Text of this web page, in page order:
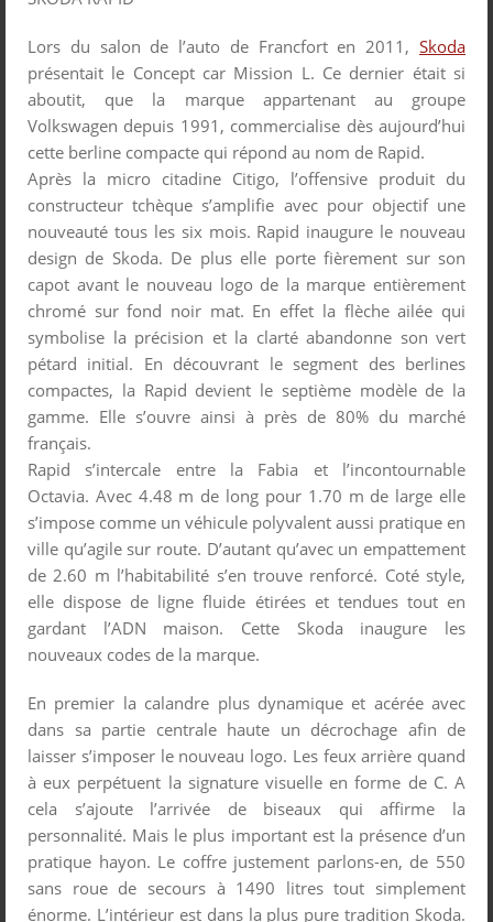
Lors du salon de l’auto de Francfort en 2011, Skoda
présentait le Concept car Mission L. Ce dernier était si
aboutit, que la marque appartenant au groupe
Volkswagen depuis 1991, commercialise dès aujourd’hui
cette berline compacte qui répond au nom de Rapid.
Après la micro citadine Citigo, l’offensive produit du
constructeur tchèque s’amplifie avec pour objectif une
nouveauté tous les six mois. Rapid inaugure le nouveau
design de Skoda. De plus elle porte fièrement sur son
capot avant le nouveau logo de la marque entièrement
chromé sur fond noir mat. En effet la flèche ailée qui
symbolise la précision et la clarté abandonne son vert
pétard initial. En découvrant le segment des berlines
compactes, la Rapid devient le septième modèle de la
gamme. Elle s’ouvre ainsi à près de 80% du marché
français.
Rapid s’intercale entre la Fabia et l’incontournable
Octavia. Avec 4.48 m de long pour 1.70 m de large elle
s’impose comme un véhicule polyvalent aussi pratique en
ville qu’agile sur route. D’autant qu’avec un empattement
de 2.60 m l’habitabilité s’en trouve renforcé. Coté style,
elle dispose de ligne fluide étirées et tendues tout en
gardant l’ADN maison. Cette Skoda inaugure les
nouveaux codes de la marque.
En premier la calandre plus dynamique et acérée avec
dans sa partie centrale haute un décrochage afin de
laisser s’imposer le nouveau logo. Les feux arrière quand
à eux perpétuent la signature visuelle en forme de C. A
cela s’ajoute l’arrivée de biseaux qui affirme la
personnalité. Mais le plus important est la présence d’un
pratique hayon. Le coffre justement parlons-en, de 550
sans roue de secours à 1490 litres tout simplement
énorme. L’intérieur est dans la plus pure tradition Skoda.